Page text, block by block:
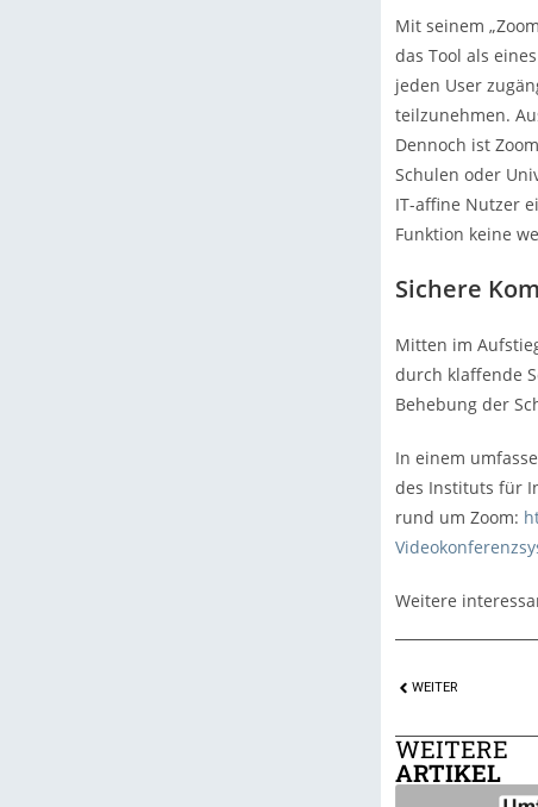
Mit seinem
das Tool als
jeden User
teilzunehmen.
Dennoch ist
Schulen oder
IT-affine Nutzer
Funktion keine
Sichere
Mitten im
durch klaffende
Behebung der
In einem
des Instituts für
rund um Zoom:
Weitere
WEITER
WEITERE
ARTIKEL